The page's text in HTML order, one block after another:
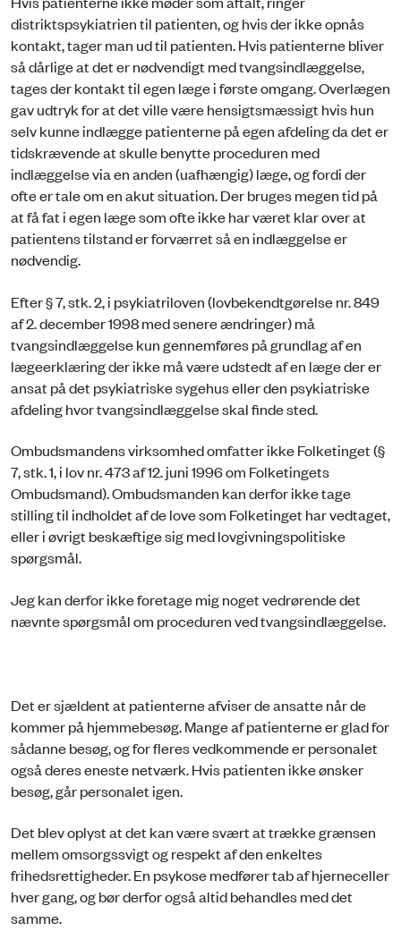
distriktspsykiatrien til patienten, og hvis der ikke opnås
kontakt, tager man ud til patienten. Hvis patienterne bliver
så dårlige at det er nødvendigt med tvangsindlæggelse,
tages der kontakt til egen læge i første omgang. Overlægen
gav udtryk for at det ville være hensigtsmæssigt hvis hun
selv kunne indlægge patienterne på egen afdeling da det er
tidskrævende at skulle benytte proceduren med
indlæggelse via en anden (uafhængig) læge, og fordi der
ofte er tale om en akut situation. Der bruges megen tid på
at få fat i egen læge som ofte ikke har været klar over at
patientens tilstand er forværret så en indlæggelse er
nødvendig.
Efter § 7, stk. 2, i psykiatriloven (lovbekendtgørelse nr. 849
af 2. december 1998 med senere ændringer) må
tvangsindlæggelse kun gennemføres på grundlag af en
lægeerklæring der ikke må være udstedt af en læge der er
ansat på det psykiatriske sygehus eller den psykiatriske
afdeling hvor tvangsindlæggelse skal finde sted.
Ombudsmandens virksomhed omfatter ikke Folketinget (§
7, stk. 1, i lov nr. 473 af 12. juni 1996 om Folketingets
Ombudsmand). Ombudsmanden kan derfor ikke tage
stilling til indholdet af de love som Folketinget har vedtaget,
eller i øvrigt beskæftige sig med lovgivningspolitiske
spørgsmål.
Jeg kan derfor ikke foretage mig noget vedrørende det
nævnte spørgsmål om proceduren ved tvangsindlæggelse.
Det er sjældent at patienterne afviser de ansatte når de
kommer på hjemmebesøg. Mange af patienterne er glad for
sådanne besøg, og for fleres vedkommende er personalet
også deres eneste netværk. Hvis patienten ikke ønsker
besøg, går personalet igen.
Det blev oplyst at det kan være svært at trække grænsen
mellem omsorgssvigt og respekt af den enkeltes
frihedsrettigheder. En psykose medfører tab af hjerneceller
hver gang, og bør derfor også altid behandles med det
samme.